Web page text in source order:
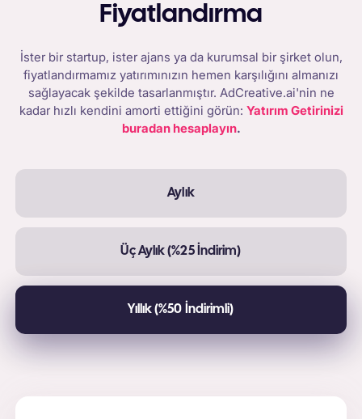
Fiyatlandırma
İster bir startup, ister ajans ya da kurumsal bir şirket olun,
fiyatlandırmamız yatırımınızın hemen karşılığını almanızı
sağlayacak şekilde tasarlanmıştır. AdCreative.ai'nin ne
kadar hızlı kendini amorti ettiğini görün: Yatırım Getirinizi
buradan hesaplayın.
Aylık
Üç Aylık (%25 İndirim)
Yıllık (%50 İndirimli)